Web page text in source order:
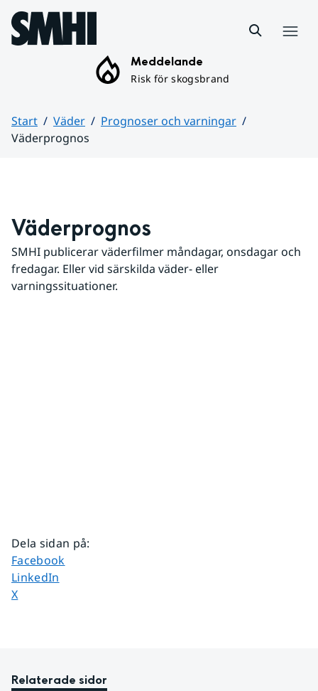
Hoppa till sidans innehåll
Meddelande
Risk för skogsbrand
Start Väder
Prognoser och varningar
Väderprognos
Väderprognos
SMHI publicerar väderfilmer måndagar, onsdagar och
fredagar. Eller vid särskilda väder- eller
varningssituationer.
Dela sidan på:
Dela sidan på
Facebook
Dela sidan på
LinkedIn
Dela sidan på
X
Relaterade sidor